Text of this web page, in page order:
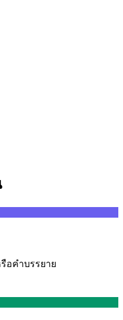
อคำบรรยาย